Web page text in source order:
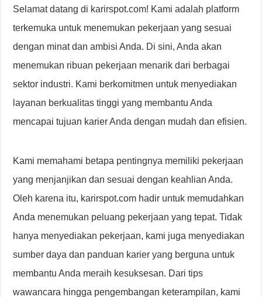
Selamat datang di karirspot.com! Kami adalah platform
terkemuka untuk menemukan pekerjaan yang sesuai
dengan minat dan ambisi Anda. Di sini, Anda akan
menemukan ribuan pekerjaan menarik dari berbagai
sektor industri. Kami berkomitmen untuk menyediakan
layanan berkualitas tinggi yang membantu Anda
mencapai tujuan karier Anda dengan mudah dan efisien.
Kami memahami betapa pentingnya memiliki pekerjaan
yang menjanjikan dan sesuai dengan keahlian Anda.
Oleh karena itu, karirspot.com hadir untuk memudahkan
Anda menemukan peluang pekerjaan yang tepat. Tidak
hanya menyediakan pekerjaan, kami juga menyediakan
sumber daya dan panduan karier yang berguna untuk
membantu Anda meraih kesuksesan. Dari tips
wawancara hingga pengembangan keterampilan, kami